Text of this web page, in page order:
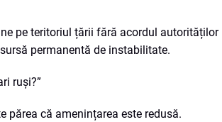
pe teritoriul țării fără acordul autorităților
permanentă de instabilitate.
ruși?”
părea că amenințarea este redusă.